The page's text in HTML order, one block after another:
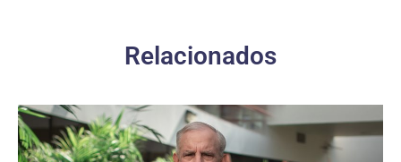
Relacionados